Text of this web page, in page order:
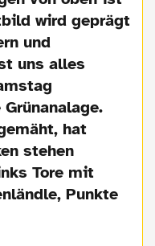
wird geprägt
und
uns alles
hat
stehen
Tore mit
Punkte